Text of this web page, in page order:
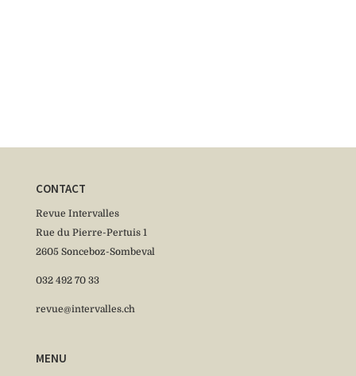
CONTACT
Revue Intervalles
Rue du Pierre-Pertuis 1
2605 Sonceboz-Sombeval
032 492 70 33
revue@intervalles.ch
MENU